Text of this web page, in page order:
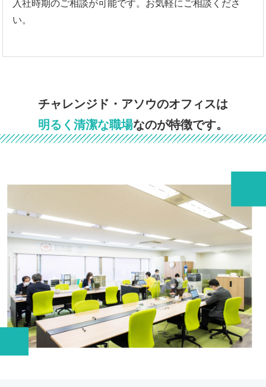
入社時期のご相談が可能です。お気軽にご相談くださ
い。
チャレンジド・アソウのオフィスは
明るく清潔な職場なのが特徴です。